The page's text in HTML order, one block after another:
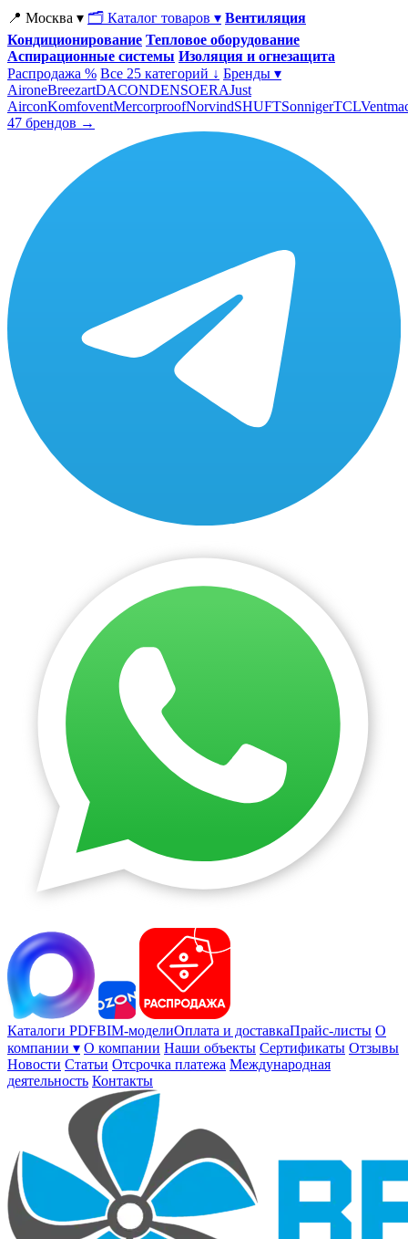
📍 Москва ▾ 🗂 Каталог товаров ▾ Вентиляция
Кондиционирование Тепловое оборудование
Аспирационные системы Изоляция и огнезащита
Распродажа % Все 25 категорий ↓ Бренды ▾
AironeBreezartDACONDENSOERAJust
AirconKomfoventMercorproofNorvindSHUFTSonnigerTCL
47 брендов →
Каталоги PDFBIM-моделиОплата и доставкаПрайс-листы О
компании ▾ О компании Наши объекты Сертификаты Отзывы
Новости Статьи Отсрочка платежа Международная
деятельность Контакты